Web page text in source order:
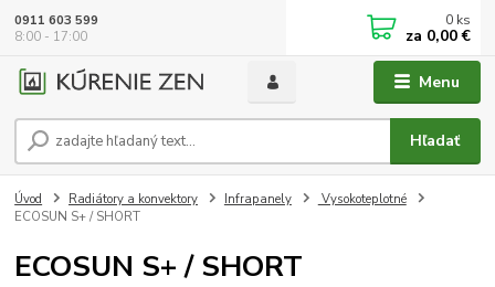
Menu
Hľadať
0911 603 599
8:00 - 17:00
0 ks
za 0,00 €
Úvod Radiátory a konvektory Infrapanely
Vysokoteplotné
ECOSUN S+ / SHORT
ECOSUN S+ / SHORT